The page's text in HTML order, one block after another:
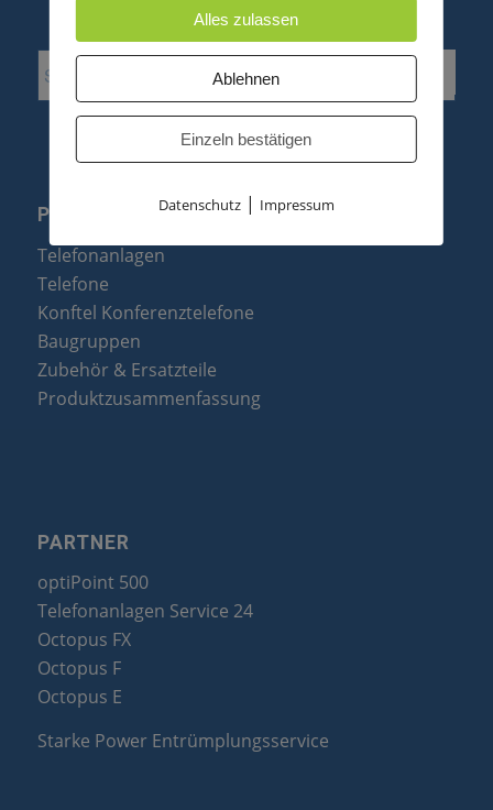
PRODUKTE
Telefonanlagen
Telefone
Konftel Konferenztelefone
Baugruppen
Zubehör & Ersatzteile
Produktzusammenfassung
PARTNER
optiPoint 500
Telefonanlagen Service 24
Octopus FX
Octopus F
Octopus E
Starke Power Entrümplungsservice
Alles zulassen
Ablehnen
Einzeln bestätigen
Datenschutz| Impressum